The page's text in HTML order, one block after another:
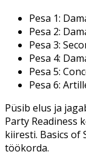
Pesa 1:
Pesa 2:
Pesa 3:
Pesa 4:
Pesa 5:
Pesa 6:
Püsib elus ja
Party Readiness
kiiresti. Basics
töökorda.